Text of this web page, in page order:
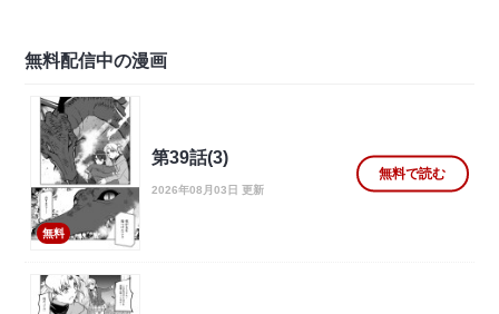
無料配信中の漫画
無料
第39話(3)
2026年08月03日 更新
無料で読む